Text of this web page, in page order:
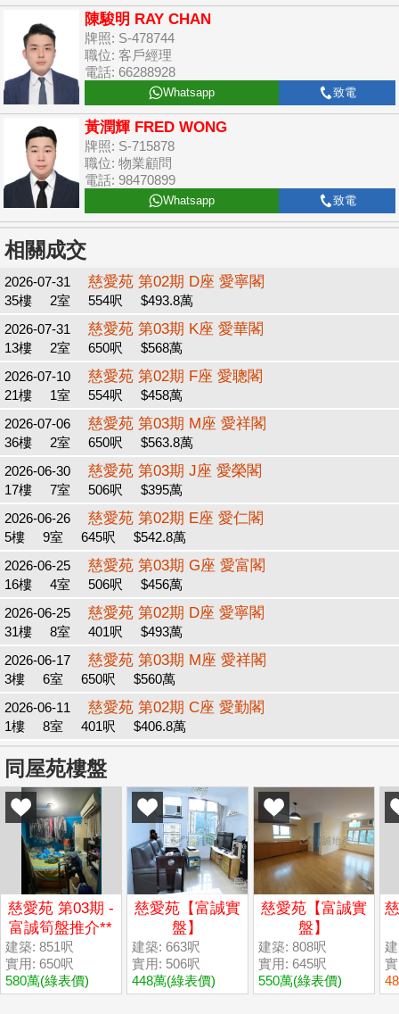
陳駿明 RAY CHAN
牌照: S-478744
職位: 客戶經理
電話: 66288928
Whatsapp 致電
黃潤輝 FRED WONG
牌照: S-715878
職位: 物業顧問
電話: 98470899
Whatsapp 致電
相關成交
2026-07-31 慈愛苑 第02期 D座 愛寧閣
35樓 2室 554呎
$493.8萬
2026-07-31
慈愛苑 第03期 K座 愛華閣
13樓 2室 650呎
$568萬
2026-07-10
慈愛苑 第02期 F座 愛聰閣
21樓 1室 554呎
$458萬
2026-07-06
慈愛苑 第03期 M座 愛祥閣
36樓 2室 650呎
$563.8萬
2026-06-30
慈愛苑 第03期 J座 愛榮閣
17樓 7室 506呎
$395萬
2026-06-26
慈愛苑 第02期 E座 愛仁閣
5樓 9室 645呎
$542.8萬
2026-06-25
慈愛苑 第03期 G座 愛富閣
16樓 4室 506呎
$456萬
2026-06-25
慈愛苑 第02期 D座 愛寧閣
31樓 8室 401呎
$493萬
2026-06-17
慈愛苑 第03期 M座 愛祥閣
3樓 6室 650呎
$560萬
2026-06-11
慈愛苑 第02期 C座 愛勤閣
1樓 8室 401呎 $406.8萬
同屋苑樓盤
慈愛苑 第03期 -
富誠筍盤推介**
建築: 851呎
實用: 650呎
580萬(綠表價)
慈愛苑【富誠實
盤】
建築: 663呎
實用: 506呎
448萬(綠表價)
慈愛苑【富誠實
盤】
建築: 808呎
實用: 645呎
550萬(綠表價)